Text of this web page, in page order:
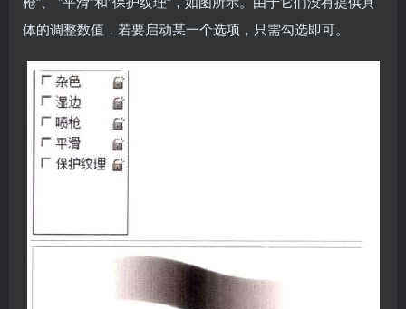
体的调整数值，若要启动某一个选项，只需勾选即可。